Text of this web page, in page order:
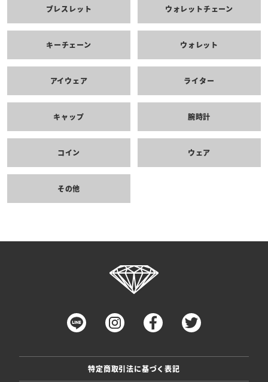
ブレスレット ウォレットチェーン
キーチェーン ウォレット
アイウェア ライター
キャップ 腕時計
コイン ウェア
その他
特定商取引法に基づく表記